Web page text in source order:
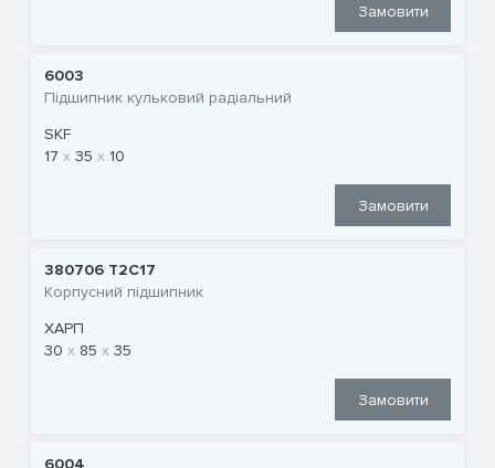
Замовити
6003
Підшипник кульковий радіальний
SKF
17
35 10
Замовити
380706 T2C17
Корпусний підшипник
ХАРП
30
85 35
Замовити
6004